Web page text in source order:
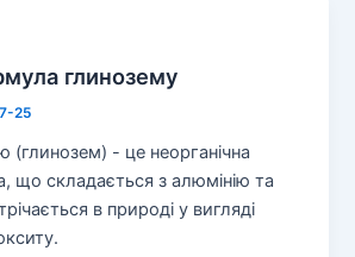
глинозему
25
(глинозем) - це неорганічна
що складається з алюмінію та
в природі у вигляді